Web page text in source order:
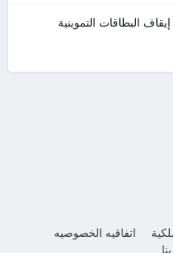
البطاقات التموينية
اتفاقيه الخصوصيه